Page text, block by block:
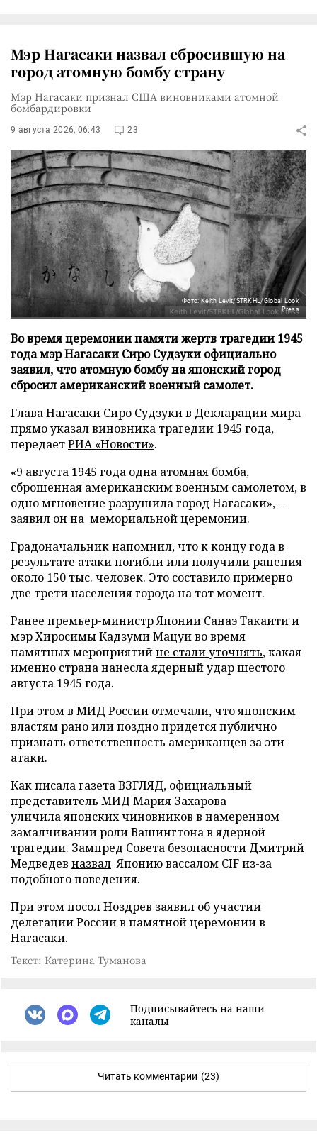
Мэр Нагасаки назвал сбросившую на
город атомную бомбу страну
Мэр Нагасаки признал США виновниками атомной
бомбардировки
9 августа 2026, 06:43 23
Фото: Keith Levit/STRKHL/Global Look
Press
Во время церемонии памяти жертв трагедии 1945
года мэр Нагасаки Сиро Судзуки официально
заявил, что атомную бомбу на японский город
сбросил американский военный самолет.
Глава Нагасаки Сиро Судзуки в Декларации мира
прямо указал виновника трагедии 1945 года,
передаетРИА «Новости».
«9 августа 1945 года одна атомная бомба,
сброшенная американским военным самолетом, в
одно мгновение разрушила город Нагасаки», –
заявил он на мемориальной церемонии.
Градоначальник напомнил, что к концу года в
результате атаки погибли или получили ранения
около 150 тыс. человек. Это составило примерно
две трети населения города на тот момент.
Ранее премьер-министр Японии Санаэ Такаити и
мэр Хиросимы Кадзуми Мацуи во время
памятных мероприятийне стали уточнять, какая
именно страна нанесла ядерный удар шестого
августа 1945 года.
При этом в МИД России отмечали, что японским
властям рано или поздно придется публично
признать ответственность американцев за эти
атаки.
Как писала газета ВЗГЛЯД, официальный
представитель МИД Мария Захарова
уличилаяпонских чиновников в намеренном
замалчивании роли Вашингтона в ядерной
трагедии. Зампред Совета безопасности Дмитрий
Медведев назвал Японию вассалом CIF из-за
подобного поведения.
При этом посол Ноздрев заявил об участии
делегации России в памятной церемонии в
Нагасаки.
Текст: Катерина Туманова
Подписывайтесь на наши
каналы
Читать комментарии (23)